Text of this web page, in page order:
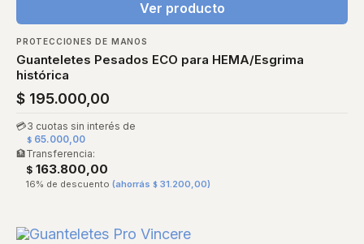
Ver producto
PROTECCIONES DE MANOS
Guanteletes Pesados ECO para HEMA/Esgrima
histórica
$ 195.000,00
💳3 cuotas sin interés de
$ 65.000,00
🏦Transferencia:
$ 163.800,00
16% de descuento (ahorrás $ 31.200,00)